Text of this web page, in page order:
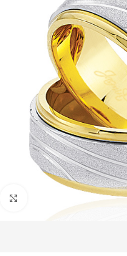
Faceți click pentru a